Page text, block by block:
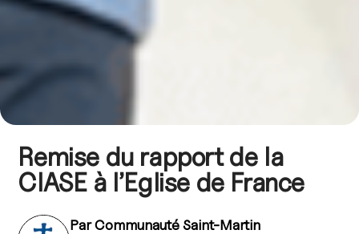
Remise du rapport de la
CIASE à l’Eglise de France
ParCommunauté Saint-Martin